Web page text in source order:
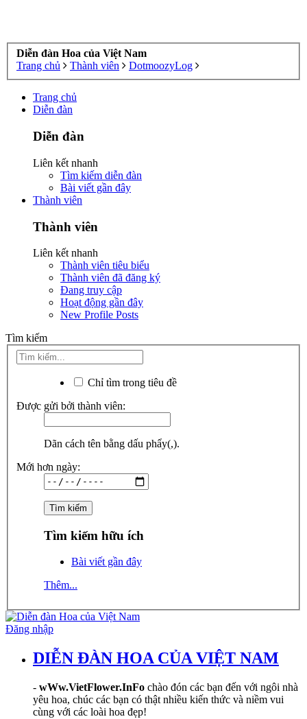
Diễn đàn Hoa của Việt Nam
Trang chủ
Thành viên DotmoozyLog
Trang chủ
Diễn đàn
Diễn đàn
Liên kết nhanh
Tìm kiếm diễn đàn
Bài viết gần đây
Thành viên
Thành viên
Liên kết nhanh
Thành viên tiêu biểu
Thành viên đã đăng ký
Đang truy cập
Hoạt động gần đây
New Profile Posts
Tìm kiếm
Chỉ tìm trong tiêu đề
Được gửi bởi thành viên:
Dãn cách tên bằng dấu phẩy(,).
Mới hơn ngày:
Tìm kiếm hữu ích
Bài viết gần đây
Thêm...
Đăng nhập
DIỄN ĐÀN HOA CỦA VIỆT NAM
- wWw.VietFlower.InFo chào đón các bạn đến với ngôi nhà
yêu hoa, chúc các bạn có thật nhiều kiến thức và niềm vui
cùng với các loài hoa đẹp!